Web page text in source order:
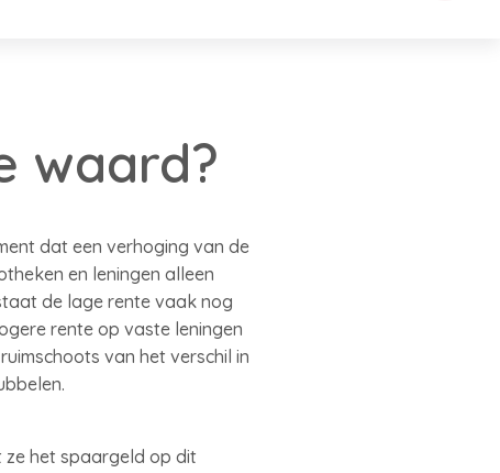
waard?
dat een verhoging van de
en leningen alleen
de lage rente vaak nog
rente op vaste leningen
van het verschil in
ze het spaargeld op dit